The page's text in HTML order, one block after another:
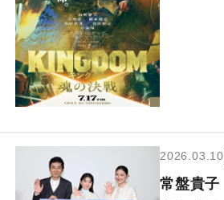
2026.03.10
常盤貴子